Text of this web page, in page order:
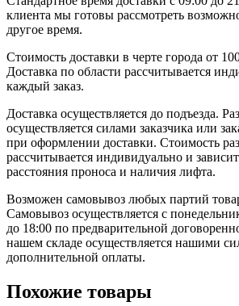
клиента мы готовы рассмотреть
другое время.
Стоимость доставки в черте города от
Доставка по области рассчитывается
каждый заказ.
Доставка осуществляется до подъезда.
осуществляется силами заказчика или
при оформлении доставки. Стоимость
рассчитывается индивидуально и
расстояния проноса и наличия лифта.
Возможен самовывоз любых партий
Самовывоз осуществляется с
до 18:00 по предварительной
нашем складе осуществляется нашими
дополнительной оплаты.
Похожие товары